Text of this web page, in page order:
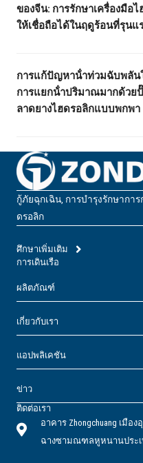
ของจีน: การรักษาเครื่องมือ
ให้เชื่อถือได้ในฤดูร้อนที่รุนแ
การแก้ปัญหาน้ําท่วมฉับพลัน
การแยกน้ําปริมาณมากด้วย
ลาดยางไฮดรอลิกแบบพกพา
กู้ภัยฉุกเฉิน, การบํารุงรักษากา
ดรอลิก
ศึกษาเพิ่มเติม
การเดินเรือ
ผลิตภัณฑ์
เกี่ยวกับเรา
แอปพลิเคชัน
ข่าว
ติดต่อเรา
อาคาร Zhongchuang เมื
ฉางซามณฑลหูหนานประ